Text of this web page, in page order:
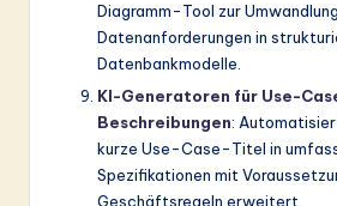
Diagramm-Tool zur
Datenanforderungen in
Datenbankmodelle.
KI-Generatoren für Use-
Beschreibungen:
kurze Use-Case-Titel in
Spezifikationen mit
Geschäftsregeln erweitert.